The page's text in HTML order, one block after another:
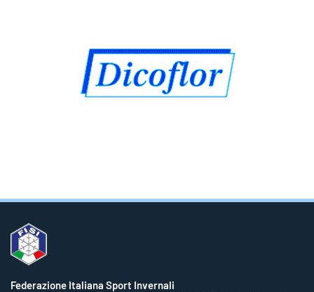
Federazione Italiana Sport Invernali